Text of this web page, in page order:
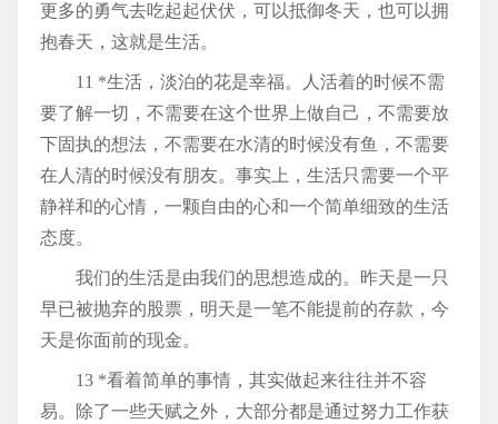
更多的勇气去吃起起伏伏，可以抵御冬天，也可以拥
抱春天，这就是生活。
11 *生活，淡泊的花是幸福。人活着的时候不需
要了解一切，不需要在这个世界上做自己，不需要放
下固执的想法，不需要在水清的时候没有鱼，不需要
在人清的时候没有朋友。事实上，生活只需要一个平
静祥和的心情，一颗自由的心和一个简单细致的生活
态度。
我们的生活是由我们的思想造成的。昨天是一只
早已被抛弃的股票，明天是一笔不能提前的存款，今
天是你面前的现金。
13 *看着简单的事情，其实做起来往往并不容
易。除了一些天赋之外，大部分都是通过努力工作获